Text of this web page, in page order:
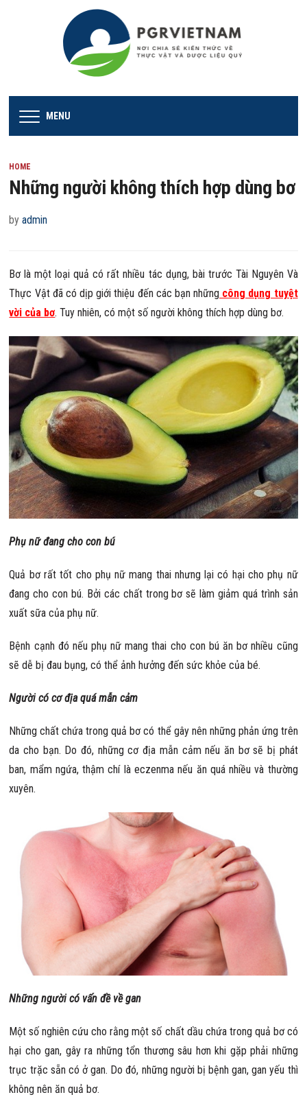
MENU
HOME
Những người không thích hợp dùng bơ
byadmin
Bơ là một loại quả có rất nhiều tác dụng, bài trước Tài Nguyên Và
Thực Vật đã có dịp giới thiệu đến các bạn những công dụng tuyệt
vời của bơ. Tuy nhiên, có một số người không thích hợp dùng bơ.
Phụ nữ đang cho con bú
Quả bơ rất tốt cho phụ nữ mang thai nhưng lại có hại cho phụ nữ
đang cho con bú. Bởi các chất trong bơ sẽ làm giảm quá trình sản
xuất sữa của phụ nữ.
Bệnh cạnh đó nếu phụ nữ mang thai cho con bú ăn bơ nhiều cũng
sẽ dễ bị đau bụng, có thể ảnh hưởng đến sức khỏe của bé.
Người có cơ địa quá mẫn cảm
Những chất chứa trong quả bơ có thể gây nên những phản ứng trên
da cho bạn. Do đó, những cơ địa mẫn cảm nếu ăn bơ sẽ bị phát
ban, mẩm ngứa, thậm chí là eczenma nếu ăn quá nhiều và thường
xuyên.
Những người có vấn đề về gan
Một số nghiên cứu cho rằng một số chất dầu chứa trong quả bơ có
hại cho gan, gây ra những tổn thương sâu hơn khi gặp phải những
trục trặc sẵn có ở gan. Do đó, những người bị bệnh gan, gan yếu thì
không nên ăn quả bơ.